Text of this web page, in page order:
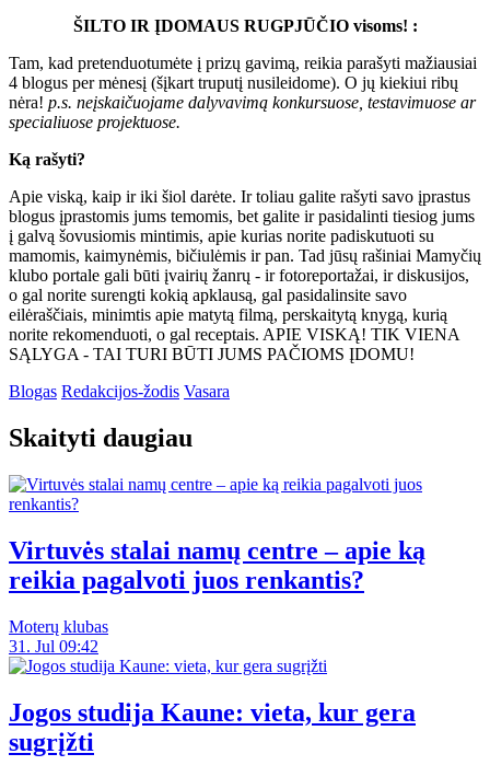
ŠILTO IR ĮDOMAUS RUGPJŪČIO visoms! :
Tam, kad pretenduotumėte į prizų gavimą, reikia parašyti mažiausiai
4 blogus per mėnesį (šįkart truputį nusileidome). O jų kiekiui ribų
nėra! p.s. neįskaičuojame dalyvavimą konkursuose, testavimuose ar
specialiuose projektuose.
Ką rašyti?
Apie viską, kaip ir iki šiol darėte. Ir toliau galite rašyti savo įprastus
blogus įprastomis jums temomis, bet galite ir pasidalinti tiesiog jums
į galvą šovusiomis mintimis, apie kurias norite padiskutuoti su
mamomis, kaimynėmis, bičiulėmis ir pan. Tad jūsų rašiniai Mamyčių
klubo portale gali būti įvairių žanrų - ir fotoreportažai, ir diskusijos,
o gal norite surengti kokią apklausą, gal pasidalinsite savo
eilėraščiais, minimtis apie matytą filmą, perskaitytą knygą, kurią
norite rekomenduoti, o gal receptais. APIE VISKĄ! TIK VIENA
SĄLYGA - TAI TURI BŪTI JUMS PAČIOMS ĮDOMU!
Blogas Redakcijos-žodis Vasara
Skaityti daugiau
Virtuvės stalai namų centre – apie ką
reikia pagalvoti juos renkantis?
Moterų klubas
31. Jul 09:42
Jogos studija Kaune: vieta, kur gera
sugrįžti